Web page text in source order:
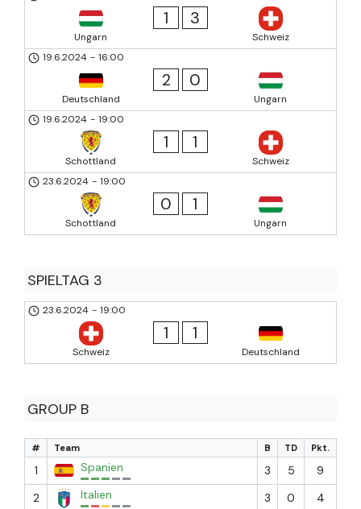
Ungarn
1 3
Schweiz
19.6.2024 - 16:00
Deutschland
2 0
Ungarn
19.6.2024 - 19:00
Schottland
1 1
Schweiz
23.6.2024 - 19:00
Schottland
0 1
Ungarn
SPIELTAG 3
23.6.2024 - 19:00
Schweiz
1 1
Deutschland
GROUP B
# Team B TD Pkt.
1 Spanien 3 5
9
2
Italien 3 0
4